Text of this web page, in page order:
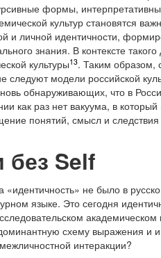
формы,
культур становятся
и личной идентичности,
знания. В контексте
культуры13. Таким образом,
следуют модели российской
обнаруживающих, что в
как раз нет вакуума, в
понятий, смысл и следствия
Self
не было в
языке. Это сегодня
схему выражения и
интеракции?